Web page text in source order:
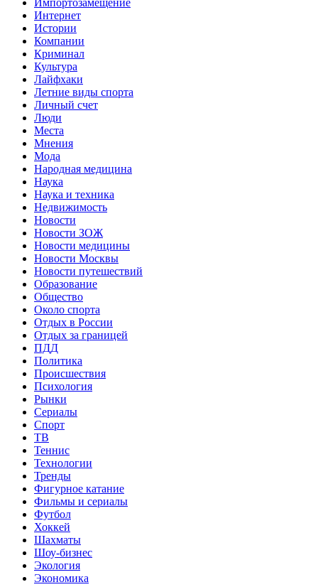
Интернет
Истории
Компании
Криминал
Культура
Лайфхаки
Летние виды спорта
Личный счет
Люди
Места
Мнения
Мода
Народная медицина
Наука
Наука и техника
Недвижимость
Новости
Новости ЗОЖ
Новости медицины
Новости Москвы
Новости путешествий
Образование
Общество
Около спорта
Отдых в России
Отдых за границей
ПДД
Политика
Происшествия
Психология
Рынки
Сериалы
Спорт
ТВ
Теннис
Технологии
Тренды
Фигурное катание
Фильмы и сериалы
Футбол
Хоккей
Шахматы
Шоу-бизнес
Экология
Экономика